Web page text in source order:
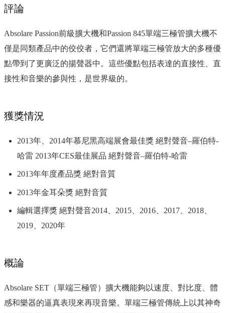
評論
Absolare Passion前級擴大機和Passion 845單端三極管擴大機不
僅是同類產品中的佼佼者，它們還將單端三極管放大的多種優
點帶到了更廣泛的揚聲器中。這些優點包括表達的直接性、直
接性和音樂的參與性，是世界級的。
獲獎情況
2013年、2014年慕尼黑高端展會最佳獎 絕對聲音–羅伯特-
哈雷 2013年CES最佳展品 絕對聲音–羅伯特-哈雷
2013年年度產品獎 絕對音質
2013年金耳朵獎 絕對音質
編輯選擇獎 絕對聲音2014、2015、2016、2017、2018、
2019、2020年
概論
Absolare SET（單端三極管）擴大機能夠以速度、對比度、體
感和樂器的逼真表現來再現音樂。單端三極管傳統上以其神奇